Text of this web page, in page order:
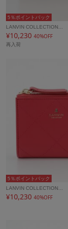
5％ポイントバック
LANVIN COLLECTION…
¥10,230 40%OFF
再入荷
5％ポイントバック
LANVIN COLLECTION…
¥10,230 40%OFF